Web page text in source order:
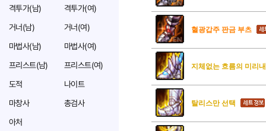
격투가(남)
격투가(여)
거너(남)
거너(여)
마법사(남)
마법사(여)
프리스트(남)
프리스트(여)
도적
나이트
마창사
총검사
아처
혈광갑주 판금 부츠
지체없는 흐름의 미리내
탈리스만 선택